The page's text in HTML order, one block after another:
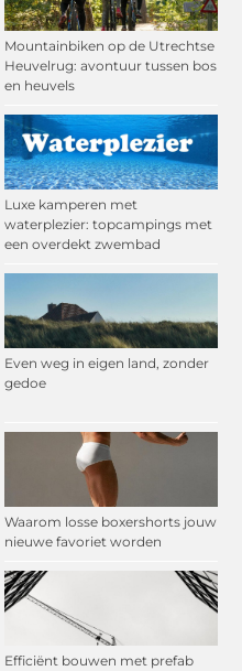
Mountainbiken op de Utrechtse
Heuvelrug: avontuur tussen bos
en heuvels
Luxe kamperen met
waterplezier: topcampings met
een overdekt zwembad
Even weg in eigen land, zonder
gedoe
Waarom losse boxershorts jouw
nieuwe favoriet worden
Efficiënt bouwen met prefab